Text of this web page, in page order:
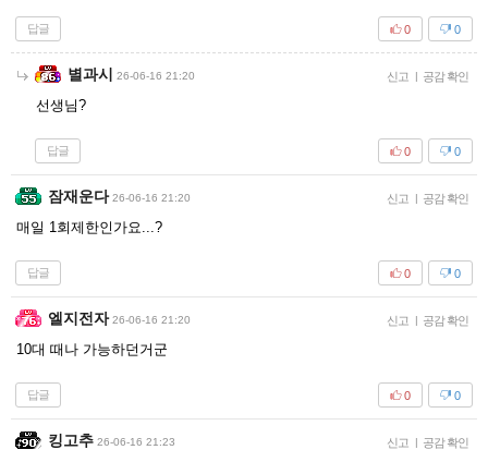
답글 0
0
별과시 26-06-16 21:20 신고 공감 확인
선생님?
답글 0
0
잠재운다 26-06-16 21:20 신고 공감 확인
매일 1회제한인가요...?
답글 0
0
엘지전자 26-06-16 21:20 신고 공감 확인
10대 때나 가능하던거군
답글 0
0
킹고추 26-06-16 21:23 신고 공감 확인